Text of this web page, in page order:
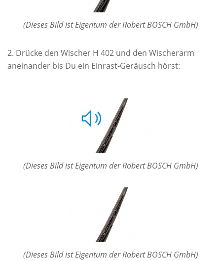
(Dieses Bild ist Eigentum der Robert BOSCH GmbH)
Drücke den Wischer H 402 und den Wischerarm
aneinander bis Du ein Einrast-Geräusch hörst:
(Dieses Bild ist Eigentum der Robert BOSCH GmbH)
(Dieses Bild ist Eigentum der Robert BOSCH GmbH)